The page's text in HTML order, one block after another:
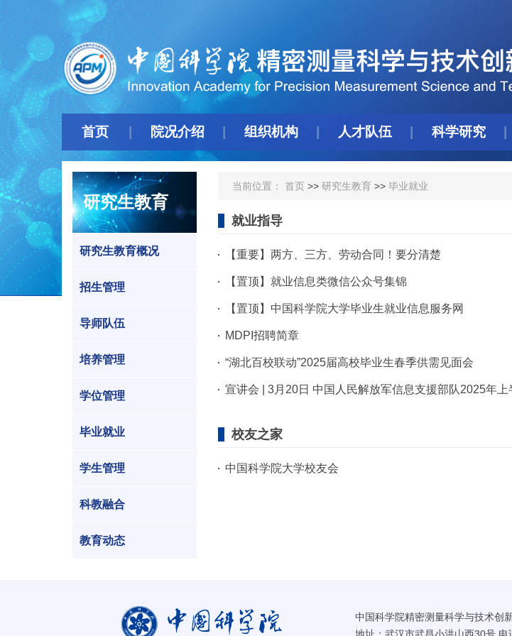
首页 院况介绍 组织机构 人才队伍 科学研究
研究生教育
研究生教育概况
招生管理
导师队伍
培养管理
学位管理
毕业就业
学生管理
科教融合
教育动态
当前位置： 首页 >> 研究生教育 >> 毕业就业
就业指导
【重要】两方、三方、劳动合同！要分清楚
【置顶】就业信息类微信公众号集锦
【置顶】中国科学院大学毕业生就业信息服务网
MDPI招聘简章
“湖北百校联动”2025届高校毕业生春季供需见面会
宣讲会 | 3月20日 中国人民解放军信息支援部队2025年上
校友之家
中国科学院大学校友会
中国科学院精密测量科学与技术创